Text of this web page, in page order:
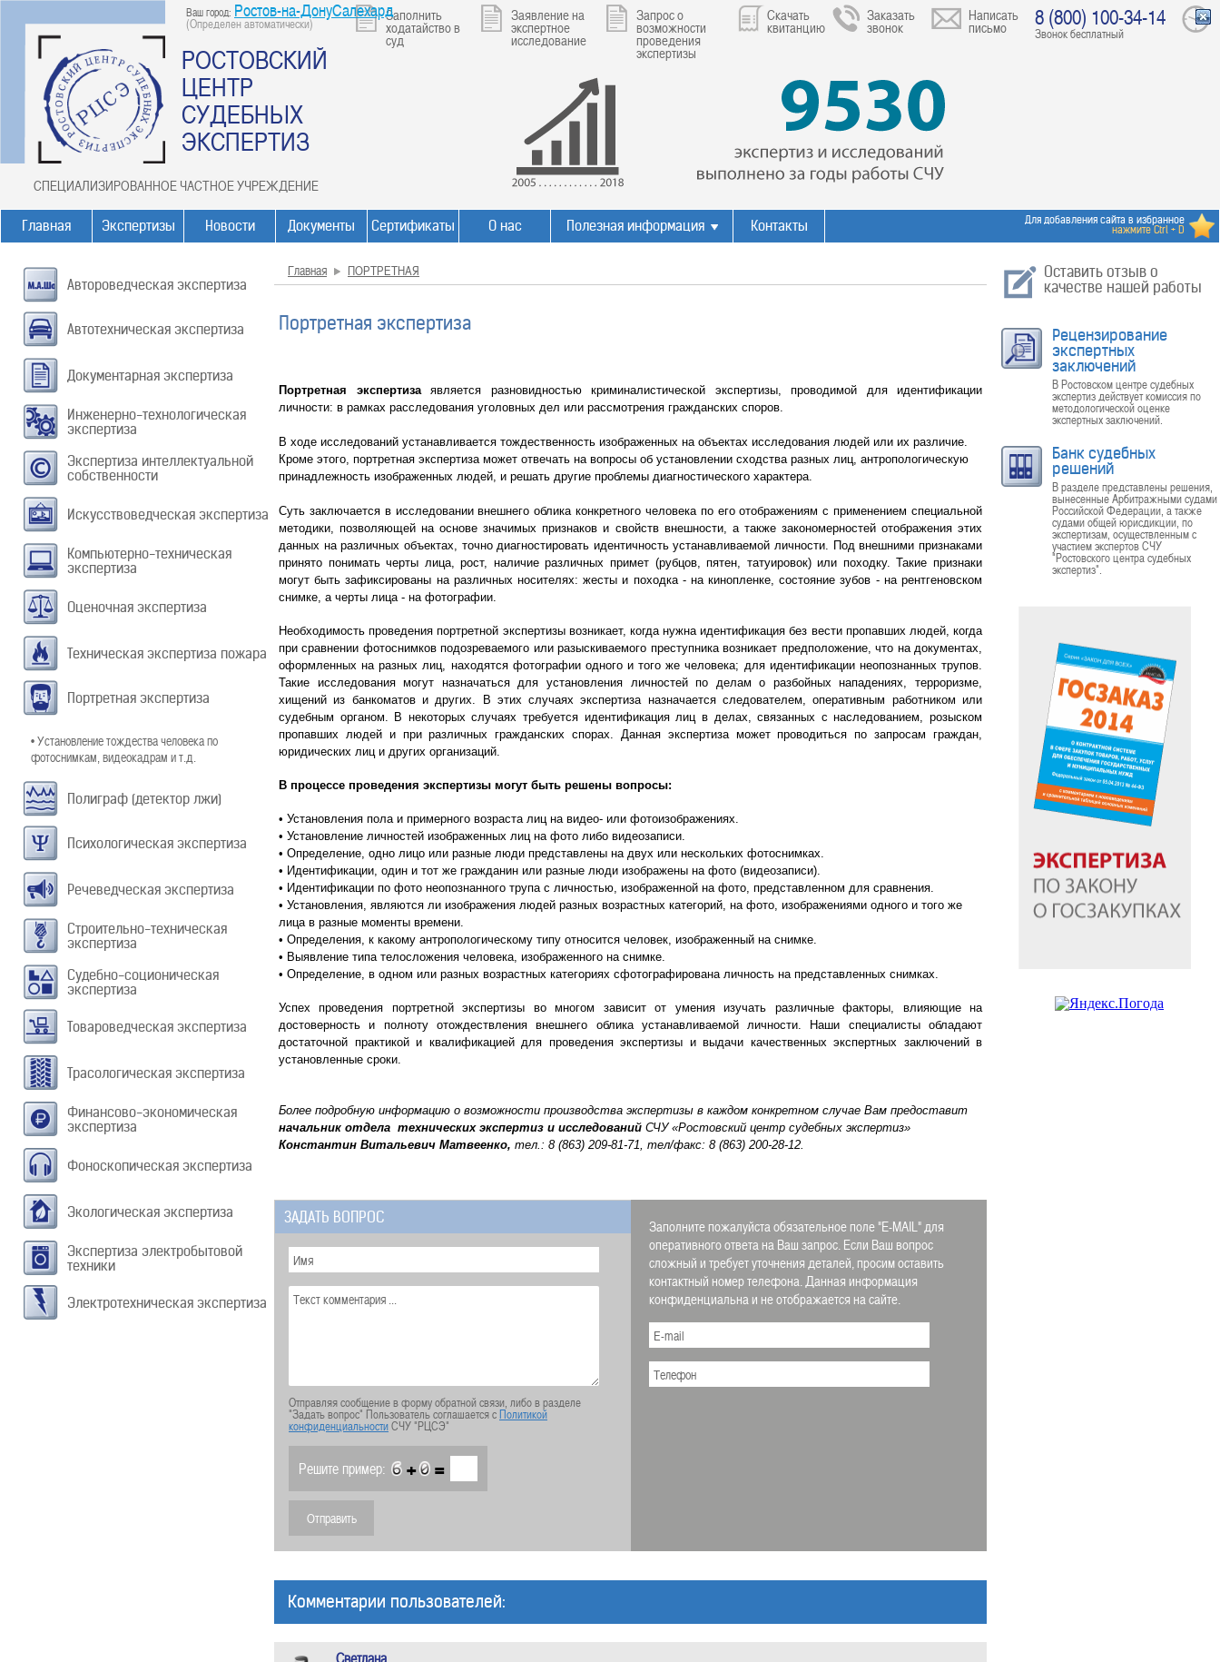
Ваш город: Ростов-на-ДонуСалехард
(Определен автоматически)
РОСТОВСКИЙ
ЦЕНТР
СУДЕБНЫХ
ЭКСПЕРТИЗ
СПЕЦИАЛИЗИРОВАННОЕ ЧАСТНОЕ УЧРЕЖДЕНИЕ
Заполнить
ходатайство в
суд
Заявление на
экспертное
исследование
Запрос о
возможности
проведения
экспертизы
Скачать
квитанцию
Заказать
звонок
Написать
письмо 8 (800) 100-34-14
Звонок бесплатный
Главная Экспертизы Новости Документы Сертификаты О нас Полезная информация Контакты Для добавления сайта в избранное
нажмите Ctrl + D
Автороведческая экспертиза
Автотехническая экспертиза
Документарная экспертиза
Инженерно-технологическая
экспертиза
Экспертиза интеллектуальной
собственности
Искусствоведческая экспертиза
Компьютерно-техническая
экспертиза
Оценочная экспертиза
Техническая экспертиза пожара
Портретная экспертиза
• Установление тождества человека по
фотоснимкам, видеокадрам и т.д.
Полиграф (детектор лжи)
Психологическая экспертиза
Речеведческая экспертиза
Строительно-техническая
экспертиза
Судебно-соционическая
экспертиза
Товароведческая экспертиза
Трасологическая экспертиза
Финансово-экономическая
экспертиза
Фоноскопическая экспертиза
Экологическая экспертиза
Экспертиза электробытовой
техники
Электротехническая экспертиза
Главная ПОРТРЕТНАЯ
Портретная экспертиза
Портретная экспертиза является разновидностью криминалистической экспертизы, проводимой для идентификации
личности: в рамках расследования уголовных дел или рассмотрения гражданских споров.
В ходе исследований устанавливается тождественность изображенных на объектах исследования людей или их различие.
Кроме этого, портретная экспертиза может отвечать на вопросы об установлении сходства разных лиц, антропологическую
принадлежность изображенных людей, и решать другие проблемы диагностического характера.
Суть заключается в исследовании внешнего облика конкретного человека по его отображениям с применением специальной
методики, позволяющей на основе значимых признаков и свойств внешности, а также закономерностей отображения этих
данных на различных объектах, точно диагностировать идентичность устанавливаемой личности. Под внешними признаками
принято понимать черты лица, рост, наличие различных примет (рубцов, пятен, татуировок) или походку. Такие признаки
могут быть зафиксированы на различных носителях: жесты и походка - на кинопленке, состояние зубов - на рентгеновском
снимке, а черты лица - на фотографии.
Необходимость проведения портретной экспертизы возникает, когда нужна идентификация без вести пропавших людей, когда
при сравнении фотоснимков подозреваемого или разыскиваемого преступника возникает предположение, что на документах,
оформленных на разных лиц, находятся фотографии одного и того же человека; для идентификации неопознанных трупов.
Такие исследования могут назначаться для установления личностей по делам о разбойных нападениях, терроризме,
хищений из банкоматов и других. В этих случаях экспертиза назначается следователем, оперативным работником или
судебным органом. В некоторых случаях требуется идентификация лиц в делах, связанных с наследованием, розыском
пропавших людей и при различных гражданских спорах. Данная экспертиза может проводиться по запросам граждан,
юридических лиц и других организаций.
В процессе проведения экспертизы могут быть решены вопросы:
• Установления пола и примерного возраста лиц на видео- или фотоизображениях.
• Установление личностей изображенных лиц на фото либо видеозаписи.
• Определение, одно лицо или разные люди представлены на двух или нескольких фотоснимках.
• Идентификации, один и тот же гражданин или разные люди изображены на фото (видеозаписи).
• Идентификации по фото неопознанного трупа с личностью, изображенной на фото, представленном для сравнения.
• Установления, являются ли изображения людей разных возрастных категорий, на фото, изображениями одного и того же
лица в разные моменты времени.
• Определения, к какому антропологическому типу относится человек, изображенный на снимке.
• Выявление типа телосложения человека, изображенного на снимке.
• Определение, в одном или разных возрастных категориях сфотографирована личность на представленных снимках.
Успех проведения портретной экспертизы во многом зависит от умения изучать различные факторы, влияющие на
достоверность и полноту отождествления внешнего облика устанавливаемой личности. Наши специалисты обладают
достаточной практикой и квалификацией для проведения экспертизы и выдачи качественных экспертных заключений в
установленные сроки.
Более подробную информацию о возможности производства экспертизы в каждом конкретном случае Вам предоставит
начальник отдела технических экспертиз и исследований СЧУ «Ростовский центр судебных экспертиз»
Константин Витальевич Матвеенко, тел.: 8 (863) 209-81-71, тел/факс: 8 (863) 200-28-12.
ЗАДАТЬ ВОПРОС
Отправляя сообщение в форму обратной связи, либо в разделе
"Задать вопрос" Пользователь соглашается сПолитикой
конфиденциальностиСЧУ "РЦСЭ"
Решите пример: + =
Заполните пожалуйста обязательное поле "E-MAIL" для
оперативного ответа на Ваш запрос. Если Ваш вопрос
сложный и требует уточнения деталей, просим оставить
контактный номер телефона. Данная информация
конфиденциальна и не отображается на сайте.
Комментарии пользователей:
Оставить отзыв о
качестве нашей работы
Рецензирование
экспертных
заключений
В Ростовском центре судебных
экспертиз действует комиссия по
методологической оценке
экспертных заключений.
Банк судебных
решений
В разделе представлены решения,
вынесенные Арбитражными судами
Российской Федерации, а также
судами общей юрисдикции, по
экспертизам, осуществленным с
участием экспертов СЧУ
"Ростовского центра судебных
экспертиз".